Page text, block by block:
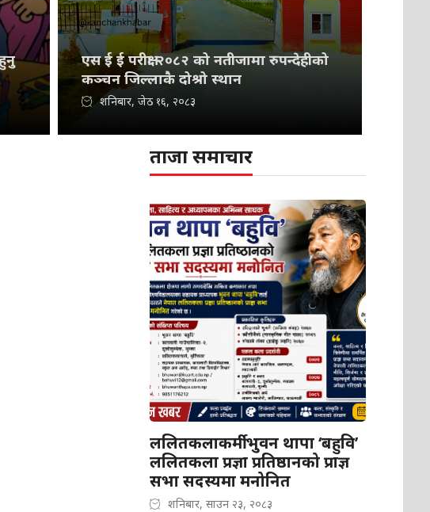
एस ई ई परीक्षा २०८२ को नतीजामा रुपन्देहीको
कञ्चन जिल्लाकै दोश्रो स्थान
शनिबार, जेठ १६, २०८३
ताजा समाचार
ललितकलाकर्मी भुवन थापा ‘बहुवि’
ललितकला प्रज्ञा प्रतिष्ठानको प्राज्ञ
सभा सदस्यमा मनोनित
शनिबार, साउन २३, २०८३